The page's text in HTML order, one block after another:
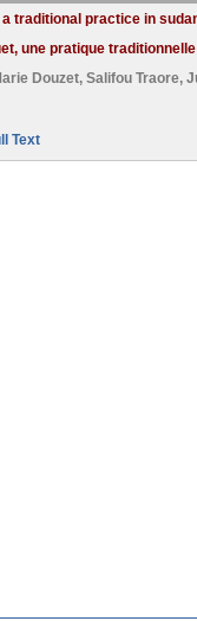
traditional practice in
une pratique
Douzet, Salifou Traore,
Text